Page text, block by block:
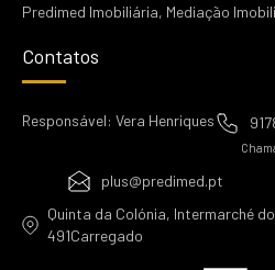
Predimed Imobiliária, Mediação
Contatos
Responsável: Vera Henriques
plus@predimed.pt
Quinta da Colónia, Intermarché
491Carregado